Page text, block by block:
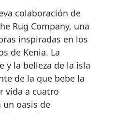
colaboración de
Rug Company, una
inspiradas en los
de Kenia. La
y la belleza de la isla
de la que bebe la
vida a cuatro
un oasis de